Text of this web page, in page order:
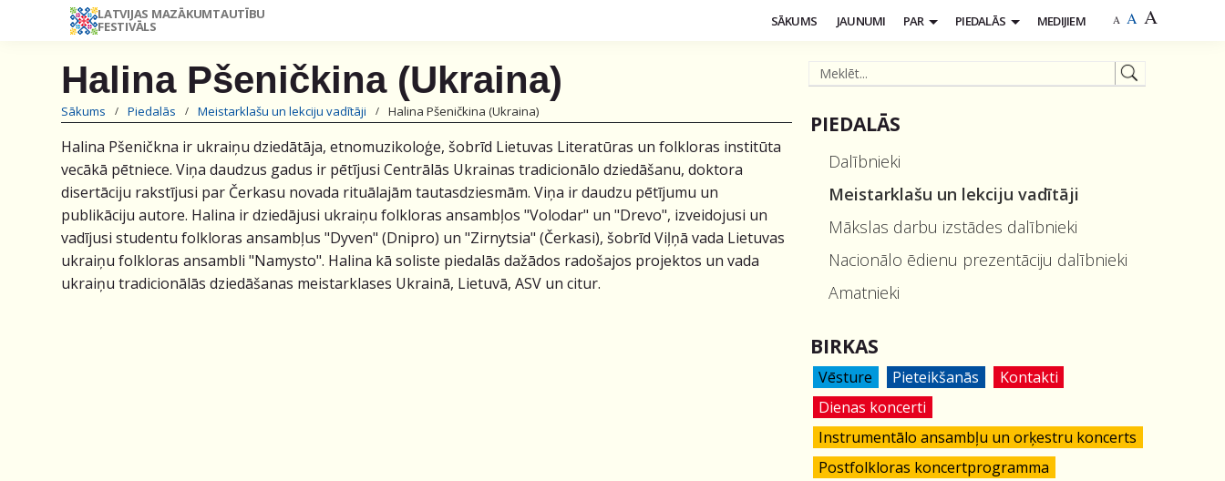
A A A
LATVIJAS MAZĀKUMTAUTĪBU
FESTIVĀLS SĀKUMS JAUNUMI PAR PIEDALĀS MEDIJIEM
Halina Pšeničkina (Ukraina)
Sākums Piedalās Meistarklašu un lekciju vadītāji Halina Pšeničkina (Ukraina)
Halina Pšeničkna ir ukraiņu dziedātāja, etnomuzikoloģe, šobrīd Lietuvas Literatūras un folkloras institūta
vecākā pētniece. Viņa daudzus gadus ir pētījusi Centrālās Ukrainas tradicionālo dziedāšanu, doktora
disertāciju rakstījusi par Čerkasu novada rituālajām tautasdziesmām. Viņa ir daudzu pētījumu un
publikāciju autore. Halina ir dziedājusi ukraiņu folkloras ansambļos "Volodar" un "Drevo", izveidojusi un
vadījusi studentu folkloras ansambļus "Dyven" (Dnipro) un "Zirnytsia" (Čerkasi), šobrīd Viļņā vada Lietuvas
ukraiņu folkloras ansambli "Namysto". Halina kā soliste piedalās dažādos radošajos projektos un vada
ukraiņu tradicionālās dziedāšanas meistarklases Ukrainā, Lietuvā, ASV un citur.
PIEDALĀS
Dalībnieki
Meistarklašu un lekciju vadītāji
Mākslas darbu izstādes dalībnieki
Nacionālo ēdienu prezentāciju dalībnieki
Amatnieki
BIRKAS
Vēsture Pieteikšanās
Kontakti
Dienas koncerti
Instrumentālo ansambļu un orķestru koncerts
Postfolkloras koncertprogramma